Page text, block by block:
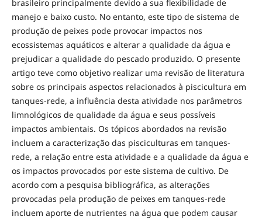
brasileiro principalmente devido a sua flexibilidade de
manejo e baixo custo. No entanto, este tipo de sistema de
produção de peixes pode provocar impactos nos
ecossistemas aquáticos e alterar a qualidade da água e
prejudicar a qualidade do pescado produzido. O presente
artigo teve como objetivo realizar uma revisão de literatura
sobre os principais aspectos relacionados à piscicultura em
tanques-rede, a influência desta atividade nos parâmetros
limnológicos de qualidade da água e seus possíveis
impactos ambientais. Os tópicos abordados na revisão
incluem a caracterização das pisciculturas em tanques-
rede, a relação entre esta atividade e a qualidade da água e
os impactos provocados por este sistema de cultivo. De
acordo com a pesquisa bibliográfica, as alterações
provocadas pela produção de peixes em tanques-rede
incluem aporte de nutrientes na água que podem causar